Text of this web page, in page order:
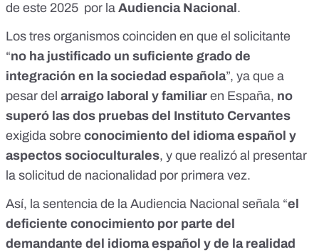
de este 2025 por la Audiencia Nacional .
Los tres organismos coinciden en que el solicitante
“no ha justificado un suficiente grado de
integración en la sociedad española”, ya que a
pesar del arraigo laboral y familiar en España, no
superó las dos pruebas del Instituto Cervantes
exigida sobre conocimiento del idioma español y
aspectos socioculturales, y que realizó al presentar
la solicitud de nacionalidad por primera vez.
Así, la sentencia de la Audiencia Nacional señala “el
deficiente conocimiento por parte del
demandante del idioma español y de la realidad